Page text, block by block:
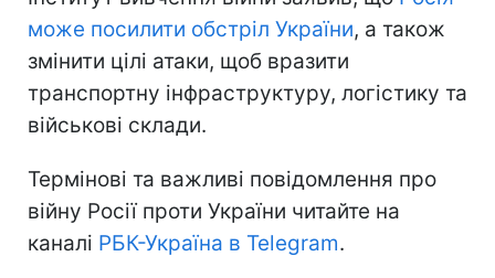
може посилити обстріл України, а також
змінити цілі атаки, щоб вразити
транспортну інфраструктуру, логістику та
військові склади.
Термінові та важливі повідомлення про
війну Росії проти України читайте на
каналі РБК-Україна в Telegram.